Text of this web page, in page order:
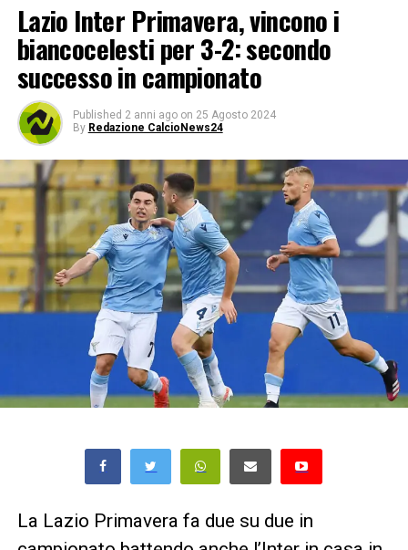
Lazio Inter Primavera, vincono i
biancocelesti per 3-2: secondo
successo in campionato
Published 2 anni ago on 25 Agosto 2024
By Redazione CalcioNews24
La Lazio Primavera fa due su due in